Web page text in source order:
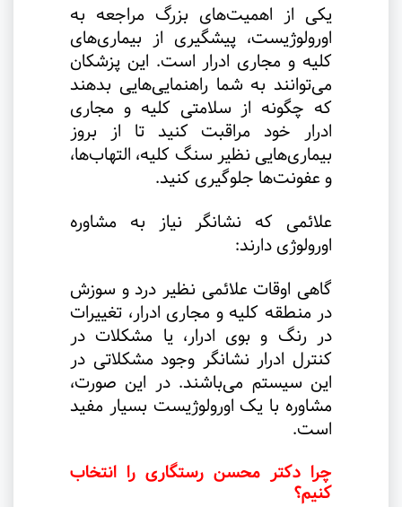
یکی از اهمیت‌های بزرگ مراجعه به
اورولوژیست، پیشگیری از بیماری‌های
کلیه و مجاری ادرار است. این پزشکان
می‌توانند به شما راهنمایی‌هایی بدهند
که چگونه از سلامتی کلیه و مجاری
ادرار خود مراقبت کنید تا از بروز
بیماری‌هایی نظیر سنگ کلیه، التهاب‌ها،
و عفونت‌ها جلوگیری کنید.
علائمی که نشانگر نیاز به مشاوره
اورولوژی دارند:
گاهی اوقات علائمی نظیر درد و سوزش
در منطقه کلیه و مجاری ادرار، تغییرات
در رنگ و بوی ادرار، یا مشکلات در
کنترل ادرار نشانگر وجود مشکلاتی در
این سیستم می‌باشند. در این صورت،
مشاوره با یک اورولوژیست بسیار مفید
است.
چرا دکتر محسن رستگاری را انتخاب
کنیم؟